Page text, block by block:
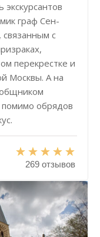
граф Сен-
с
перекрестке и
Москвы. А на
обрядов
269 отзывов